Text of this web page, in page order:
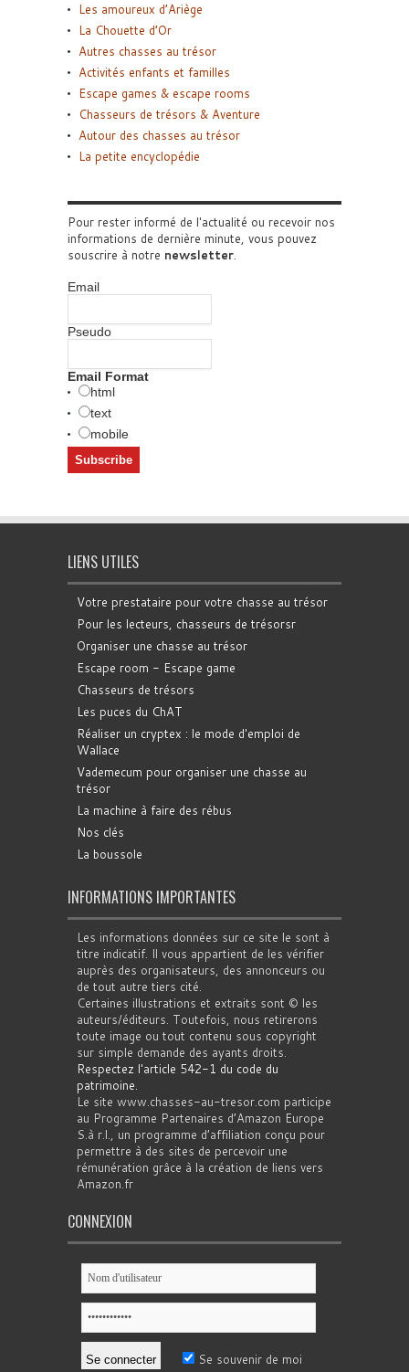
Les amoureux d’Ariège
La Chouette d’Or
Autres chasses au trésor
Activités enfants et familles
Escape games & escape rooms
Chasseurs de trésors & Aventure
Autour des chasses au trésor
La petite encyclopédie
Pour rester informé de l'actualité ou recevoir nos
informations de dernière minute, vous pouvez
souscrire à notre newsletter.
Email
Pseudo
Email Format
html
text
mobile
LIENS UTILES
Votre prestataire pour votre chasse au trésor
Pour les lecteurs, chasseurs de trésorsr
Organiser une chasse au trésor
Escape room - Escape game
Chasseurs de trésors
Les puces du ChAT
Réaliser un cryptex : le mode d'emploi de
Wallace
Vademecum pour organiser une chasse au
trésor
La machine à faire des rébus
Nos clés
La boussole
INFORMATIONS IMPORTANTES
Les informations données sur ce site le sont à
titre indicatif. Il vous appartient de les vérifier
auprès des organisateurs, des annonceurs ou
de tout autre tiers cité.
Certaines illustrations et extraits sont © les
auteurs/éditeurs. Toutefois, nous retirerons
toute image ou tout contenu sous copyright
sur simple demande des ayants droits.
Respectez l'article 542-1 du code du
patrimoine.
Le site www.chasses-au-tresor.com participe
au Programme Partenaires d’Amazon Europe
S.à r.l., un programme d’affiliation conçu pour
permettre à des sites de percevoir une
rémunération grâce à la création de liens vers
Amazon.fr
CONNEXION
Se souvenir de moi